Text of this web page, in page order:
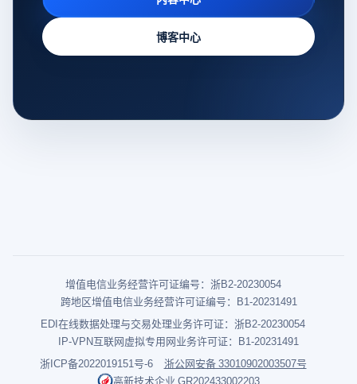
博客中心
增值电信业务经营许可证编号：浙B2-20230054
跨地区增值电信业务经营许可证编号：B1-20231491
EDI在线数据处理与交易处理业务许可证：浙B2-20230054
IP-VPN互联网虚拟专用网业务许可证：B1-20231491
浙ICP备2022019151号-6
浙公网安备 33010902003507号
高新技术企业 GR202433002203